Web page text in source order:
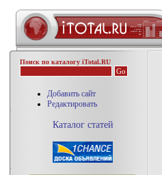
Поиск по каталогу iTotal.RU
Добавить сайт
Редактировать
Каталог статей